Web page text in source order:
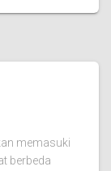
memasuki
berbeda